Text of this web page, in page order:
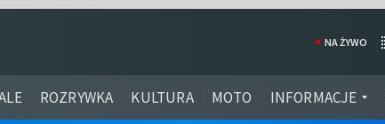
ROZRYWKA KULTURA MOTO INFORMACJE
NA ŻYWO